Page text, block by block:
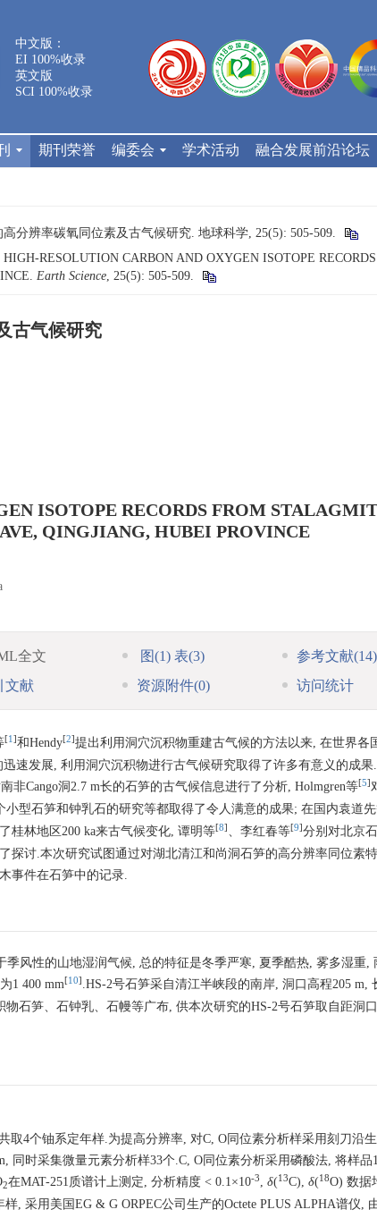
中文版：
EI 100%收录
英文版
SCI 100%收录
期刊荣誉 编委会 学术活动 融合发展前沿论坛
分辨率碳氧同位素及古气候研究. 地球科学, 25(5): 505-509.
HIGH-RESOLUTION CARBON AND OXYGEN ISOTOPE
Earth Science, 25(5): 505-509.
古气候研究
ISOTOPE RECORDS FROM
QINGJIANG, HUBEI PROVINCE
全文 图(1) 表(3) 参考文献(14)
文献 资源附件(0) 访问统计
[1 ]和Hendy[2]提出利用洞穴沉积物重建古气候的方法以来, 在世界各
速发展, 利用洞穴沉积物进行古气候研究取得了许多有意义的成果
非Cango洞2.7 m长的石笋的古气候信息进行了分析, Holmgren等[5]
小型石笋和钟乳石的研究等都取得了令人满意的成果; 在国内袁道
桂林地区200 ka来古气候变化, 谭明等[8] 、李红春等[9]分别对北京
探讨.本次研究试图通过对湖北清江和尚洞石笋的高分辨率同位素
事件在石笋中的记录.
风性的山地湿润气候, 总的特征是冬季严寒, 夏季酷热, 雾多湿重,
1 400 mm[10] .HS-2号石笋采自清江半峡段的南岸, 洞口高程205 m,
物石笋、石钟乳、石幔等广布, 供本次研究的HS-2号石笋取自距洞
4个铀系定年样.为提高分辨率, 对C, O同位素分析样采用刻刀沿
同时采集微量元素分析样33个.C, O同位素分析采用磷酸法, 将样品
2在MAT-251质谱计上测定, 分析精度 < 0.1×10-3, δ(13C), δ(18O) 数据
, 采用美国EG & G ORPEC公司生产的Octete PLUS ALPHA谱仪,